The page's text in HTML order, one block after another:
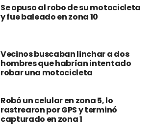
Se opuso al robo de su motocicleta
y fue baleado en zona 10
Vecinos buscaban linchar a dos
hombres que habrían intentado
robar una motocicleta
Robó un celular en zona 5, lo
rastrearon por GPS y terminó
capturado en zona 1